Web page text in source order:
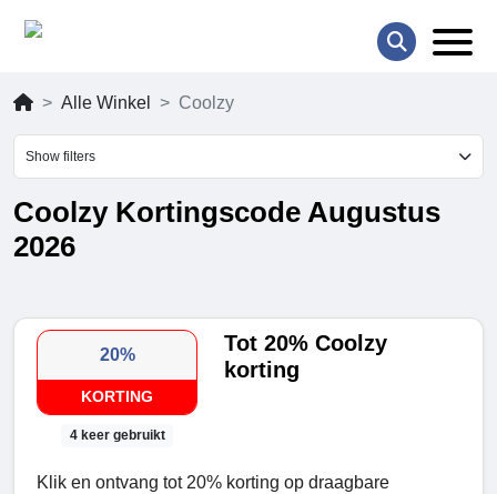
Alle Winkel Coolzy
Show filters
Coolzy Kortingscode Augustus
2026
20%
KORTING
4 keer gebruikt
Tot 20% Coolzy
korting
Klik en ontvang tot 20% korting op draagbare